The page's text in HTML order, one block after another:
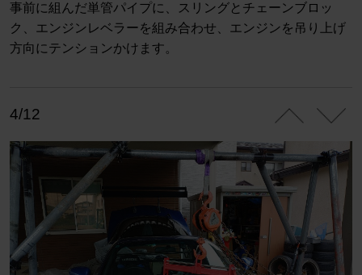
事前に組んだ単管パイプに、スリングとチェーンブロッ
ク、エンジンレベラーを組み合わせ、エンジンを吊り上げ
方向にテンションかけます。
4/12